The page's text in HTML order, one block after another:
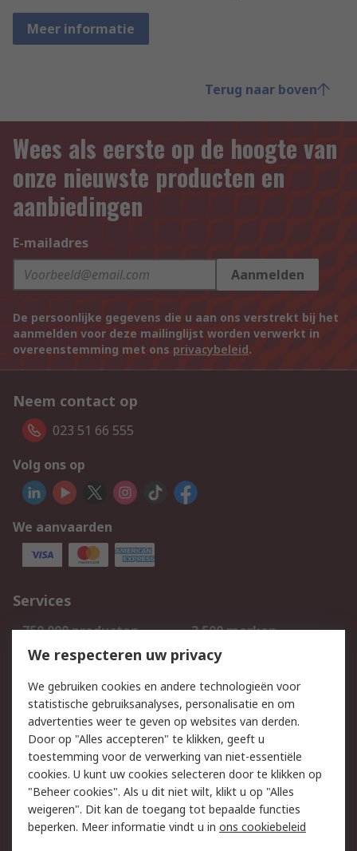
Meer informatie
Terug naar boven
Wees als eerste op de hoogte van
onze nieuwste producten en
aanbiedingen
E-mailadres
Aanmelden
De persoonlijke gegevens die u aan ons verstrekt bij het
aanmelden voor deze mailinglijst worden verwerkt in
overeenstemming met ons privacybeleid.
Neem contact op
023 51 66 555
Volg ons op
We aanvaarden
Services
750.000 producten
2.500 merken
Bestellen
Inkoopoplossingen
Track & Trace
Wettelijk
Cookiebeleid
Email veiligheid
Privacybeleid
Websitevoorwaarden
Algemene
verkoopvoorwaarden
We respecteren uw privacy
We gebruiken cookies en andere technologieën voor
statistische gebruiksanalyses, personalisatie en om
advertenties weer te geven op websites van derden.
Door op "Alles accepteren" te klikken, geeft u
toestemming voor de verwerking van niet-essentiële
cookies. U kunt uw cookies selecteren door te klikken op
"Beheer cookies". Als u dit niet wilt, klikt u op "Alles
weigeren". Dit kan de toegang tot bepaalde functies
beperken. Meer informatie vindt u in ons cookiebeleid